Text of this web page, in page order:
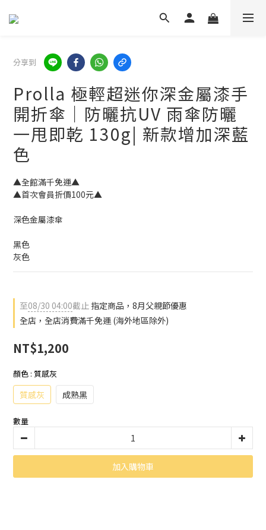
分享到
Prolla 極輕超迷你深金屬漆手
開折傘｜防曬抗UV 雨傘防曬
一甩即乾 130g| 新款增加深藍
色
▲全館滿千免運▲
▲首次會員折價100元▲
深色金屬漆傘
黑色
灰色
至08/30 04:00截止 指定商品，8月父親節優惠
全店，全店消費滿千免運 (海外地區除外)
NT$1,200
顏色 : 質感灰
質感灰 成熟黑
數量
加入購物車